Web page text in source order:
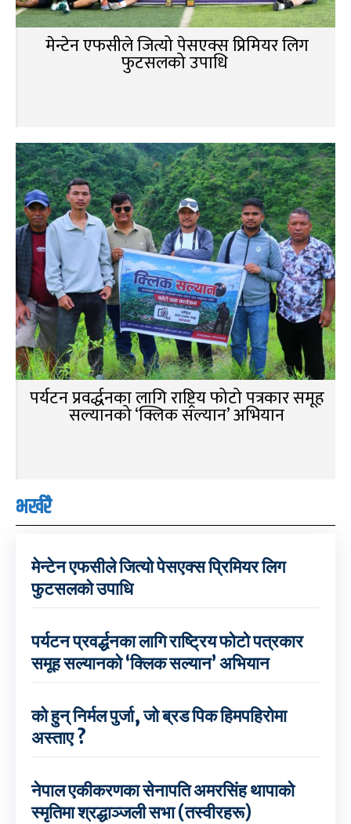
मेन्टेन एफसीले जित्यो पेसएक्स प्रिमियर लिग
फुटसलको उपाधि
पर्यटन प्रवर्द्धनका लागि राष्ट्रिय फोटो पत्रकार समूह
सल्यानको ‘क्लिक सल्यान’ अभियान
भर्खरै
मेन्टेन एफसीले जित्यो पेसएक्स प्रिमियर लिग
फुटसलको उपाधि
पर्यटन प्रवर्द्धनका लागि राष्ट्रिय फोटो पत्रकार
समूह सल्यानको ‘क्लिक सल्यान’ अभियान
को हुन् निर्मल पुर्जा, जो ब्रड पिक हिमपहिरोमा
अस्ताए ?
नेपाल एकीकरणका सेनापति अमरसिंह थापाको
स्मृतिमा श्रद्धाञ्जली सभा (तस्वीरहरू)